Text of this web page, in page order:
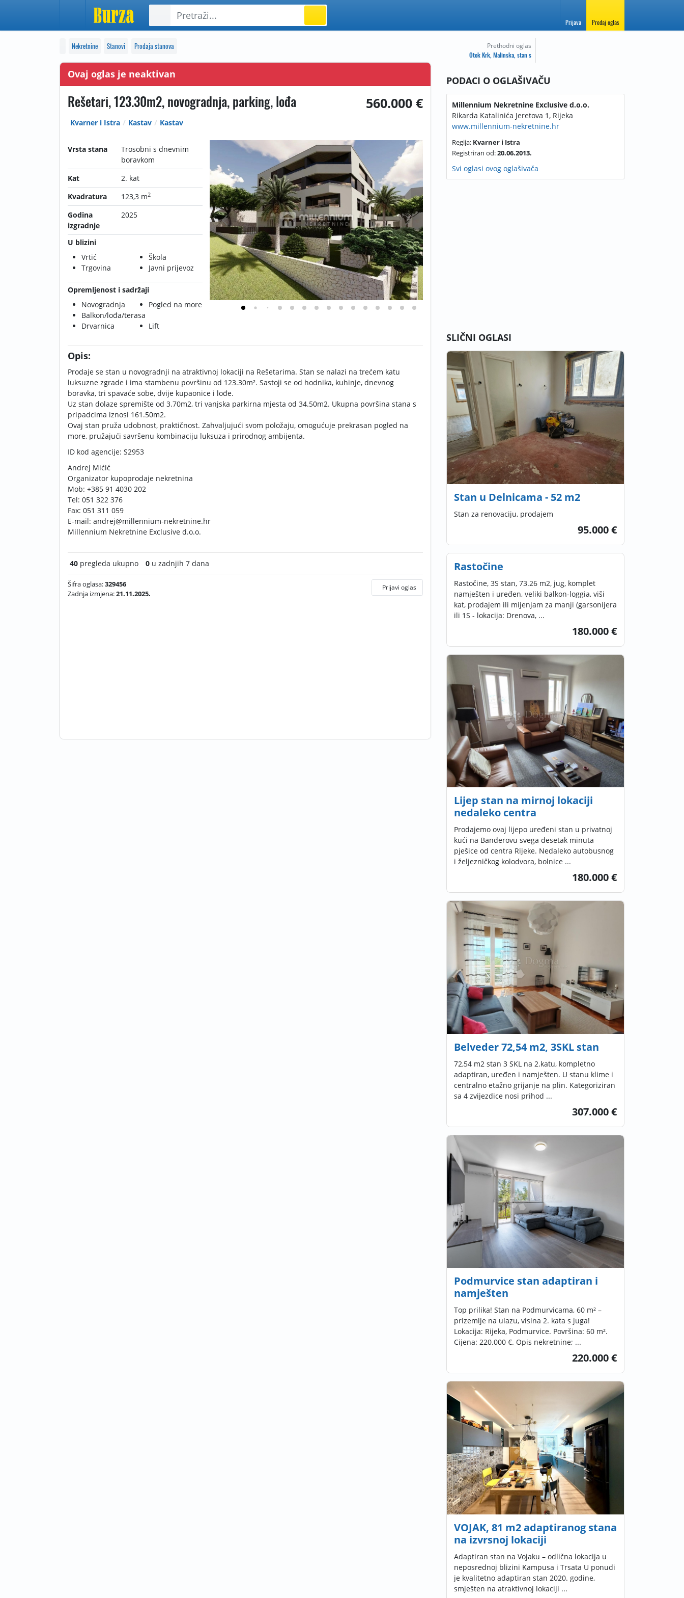
Prijava Predaj oglas
Nekretnine Stanovi Prodaja stanova
Ovaj oglas je neaktivan
Rešetari, 123.30m2, novogradnja, parking, lođa 560.000 €
Kvarner i Istra Kastav Kastav
Vrsta stana
Trosobni s dnevnim
boravkom
Kat
2. kat
Kvadratura
123,3 m2
Godina
izgradnje
2025
U blizini
Vrtić
Škola
Trgovina
Javni prijevoz
Opremljenost i sadržaji
Novogradnja
Pogled na more
Balkon/lođa/terasa
Drvarnica
Lift
Opis:
Prodaje se stan u novogradnji na atraktivnoj lokaciji na Rešetarima. Stan se nalazi na trećem katu
luksuzne zgrade i ima stambenu površinu od 123.30m². Sastoji se od hodnika, kuhinje, dnevnog
boravka, tri spavaće sobe, dvije kupaonice i lođe.
Uz stan dolaze spremište od 3.70m2, tri vanjska parkirna mjesta od 34.50m2. Ukupna površina stana s
pripadcima iznosi 161.50m2.
Ovaj stan pruža udobnost, praktičnost. Zahvaljujući svom položaju, omogućuje prekrasan pogled na
more, pružajući savršenu kombinaciju luksuza i prirodnog ambijenta.
ID kod agencije: S2953
Andrej Mićić
Organizator kupoprodaje nekretnina
Mob: +385 91 4030 202
Tel: 051 322 376
Fax: 051 311 059
E-mail: andrej@millennium-nekretnine.hr
Millennium Nekretnine Exclusive d.o.o.
40 pregleda ukupno 0 u zadnjih 7 dana
Šifra oglasa:329456
Zadnja izmjena:21.11.2025.
Prijavi oglas
Prethodni oglas
Otok Krk, Malinska, stan s
PODACI O OGLAŠIVAČU
Millennium Nekretnine Exclusive d.o.o.
Rikarda Katalinića Jeretova 1, Rijeka
www.millennium-nekretnine.hr
Regija: Kvarner i Istra
Registriran od:20.06.2013.
Svi oglasi ovog oglašivača
SLIČNI OGLASI
Stan u Delnicama - 52 m2
Stan za renovaciju, prodajem
95.000 €
Rastočine
Rastočine, 3S stan, 73.26 m2, jug, komplet
namješten i uređen, veliki balkon-loggia, viši
kat, prodajem ili mijenjam za manji (garsonijera
ili 1S - lokacija: Drenova, ...
180.000 €
Lijep stan na mirnoj lokaciji
nedaleko centra
Prodajemo ovaj lijepo uređeni stan u privatnoj
kući na Banderovu svega desetak minuta
pješice od centra Rijeke. Nedaleko autobusnog
i željezničkog kolodvora, bolnice ...
180.000 €
Belveder 72,54 m2, 3SKL stan
72,54 m2 stan 3 SKL na 2.katu, kompletno
adaptiran, uređen i namješten. U stanu klime i
centralno etažno grijanje na plin. Kategoriziran
sa 4 zvijezdice nosi prihod ...
307.000 €
Podmurvice stan adaptiran i
namješten
Top prilika! Stan na Podmurvicama, 60 m² –
prizemlje na ulazu, visina 2. kata s juga!
Lokacija: Rijeka, Podmurvice. Površina: 60 m².
Cijena: 220.000 €. Opis nekretnine; ...
220.000 €
VOJAK, 81 m2 adaptiranog stana
na izvrsnoj lokaciji
Adaptiran stan na Vojaku – odlična lokacija u
neposrednoj blizini Kampusa i Trsata U ponudi
je kvalitetno adaptiran stan 2020. godine,
smješten na atraktivnoj lokaciji ...